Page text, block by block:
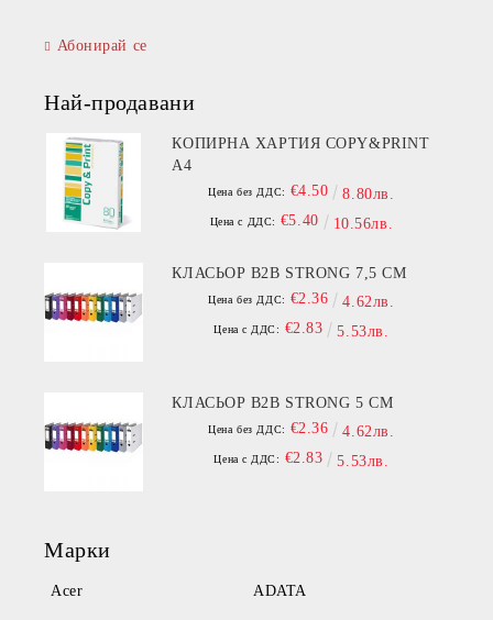
Абонирай се
Най-продавани
КОПИРНА ХАРТИЯ COPY&PRINT
A4
Цена без ДДС: €4.50 8.80лв.
Цена с ДДС: €5.40 10.56лв.
КЛАСЬОР B2B STRONG 7,5 СМ
Цена без ДДС: €2.36 4.62лв.
Цена с ДДС: €2.83 5.53лв.
КЛАСЬОР B2B STRONG 5 СМ
Цена без ДДС: €2.36 4.62лв.
Цена с ДДС: €2.83 5.53лв.
Марки
Acer ADATA